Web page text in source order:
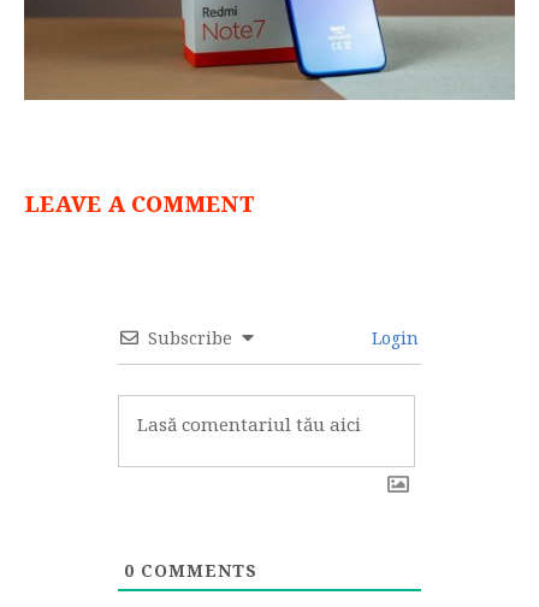
LEAVE A COMMENT
Subscribe Login
0 COMMENTS